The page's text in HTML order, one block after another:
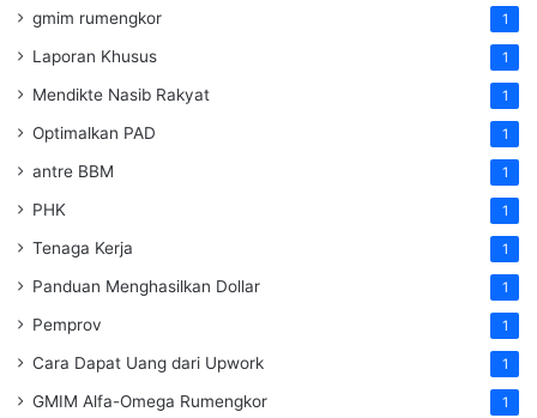
gmim rumengkor 1
Laporan Khusus 1
Mendikte Nasib Rakyat 1
Optimalkan PAD 1
antre BBM 1
PHK 1
Tenaga Kerja 1
Panduan Menghasilkan Dollar 1
Pemprov 1
Cara Dapat Uang dari Upwork 1
GMIM Alfa-Omega Rumengkor 1